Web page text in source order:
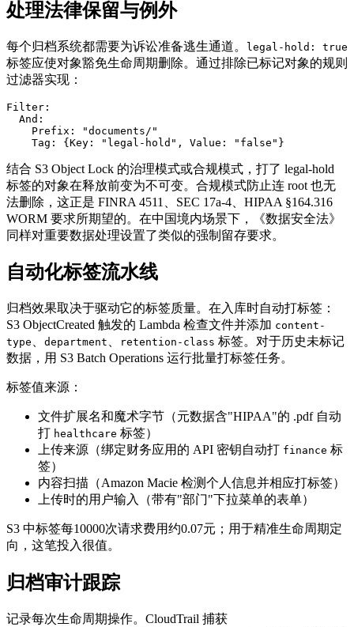
处理法律保留与例外
每个归档系统都需要为诉讼准备逃生通道。 legal-hold: true
标签应使对象豁免生命周期删除。通过排除已标记对象的规则
过滤器实现：
Filter:
  And:
    Prefix: "documents/"
结合 S3 Object Lock 的治理模式或合规模式，打了 legal-hold
标签的对象在释放前变为不可变。合规模式防止连 root 也无
法删除，这正是 FINRA 4511、SEC 17a-4、HIPAA §164.316
WORM 要求所期望的。在中国境内场景下，《数据安全法》
同样对重要数据处理设置了类似的强制留存要求。
自动化标签流水线
归档效果取决于驱动它的标签质量。在入库时自动打标签：
S3 ObjectCreated 触发的 Lambda 检查文件并添加 content-
type
department retention-class 标签。对于历史未标记
数据，用 S3 Batch Operations 运行批量打标签任务。
标签值来源：
文件扩展名和魔术字节（元数据含"HIPAA"的 .pdf 自动
打 healthcare 标签）
上传来源（绑定财务应用的 API 密钥自动打 finance 标
签）
内容扫描（Amazon Macie 检测个人信息并相应打标签）
上传时的用户输入（带有"部门"下拉菜单的表单）
S3 中标签每10000次请求费用约0.07元；用于精准生命周期定
向，这笔投入很值。
归档审计跟踪
记录每次生命周期操作。CloudTrail 捕获